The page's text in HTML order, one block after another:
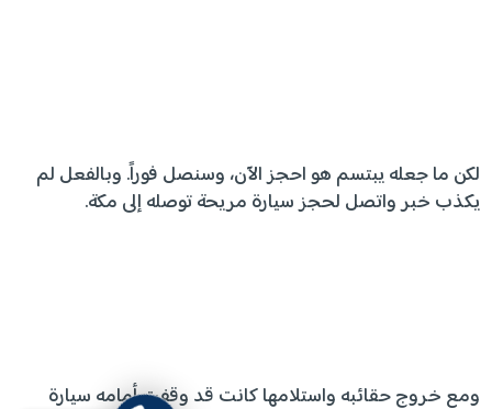
لكن ما جعله يبتسم هو احجز الآن، وسنصل فوراً. وبالفعل لم
يكذب خبر واتصل لحجز سيارة مريحة توصله إلى مكة.
ومع خروج حقائبه واستلامها كانت قد وقفت أمامه سيارة